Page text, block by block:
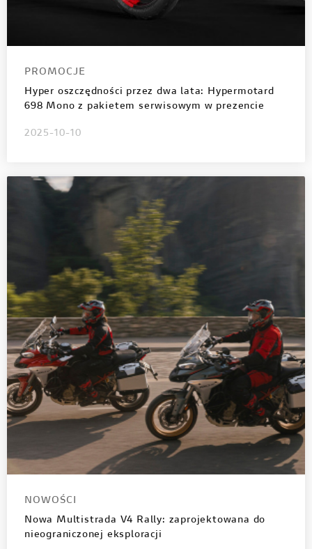
PROMOCJE
Hyper oszczędności przez dwa lata: Hypermotard
698 Mono z pakietem serwisowym w prezencie
2025-10-10
NOWOŚCI
Nowa Multistrada V4 Rally: zaprojektowana do
nieograniczonej eksploracji